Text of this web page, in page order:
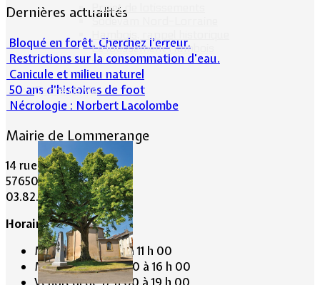
Projet de lotissements
Sodevam Nord-Lorraine
Hambois, rappel historique
Le lotissement Hambois
Cadre de vie
Dernières actualités
Bloqué en forêt. Cherchez l’erreur.
Restrictions sur la consommation d'eau.
Canicule et milieu naturel
50 ans d’histoires de foot
Nécrologie : Norbert Lacolombe
Mairie de Lommerange
14 rue Maréchal Joffre
57650 LOMMERANGE
03.82.84.81.48
Horaire de la Mairie:
Mardi de 10 h 00 à 11 h 00
Mercredi de 14 h 00 à 16 h 00